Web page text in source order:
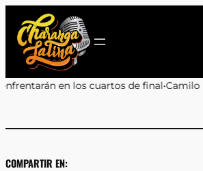
contenido
de final•Camilo Kong aboga por la
COMPARTIR EN: